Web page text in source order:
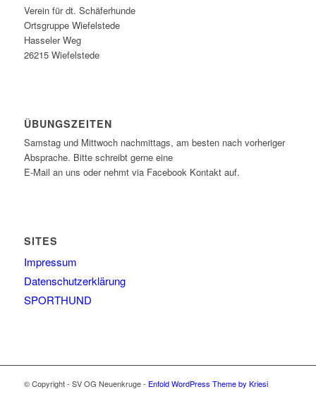
Verein für dt. Schäferhunde
Ortsgruppe Wiefelstede
Hasseler Weg
26215 Wiefelstede
ÜBUNGSZEITEN
Samstag und Mittwoch nachmittags, am besten nach vorheriger
Absprache. Bitte schreibt gerne eine
E-Mail an uns oder nehmt via Facebook Kontakt auf.
SITES
Impressum
Datenschutzerklärung
SPORTHUND
© Copyright - SV OG Neuenkruge - Enfold WordPress Theme by Kriesi